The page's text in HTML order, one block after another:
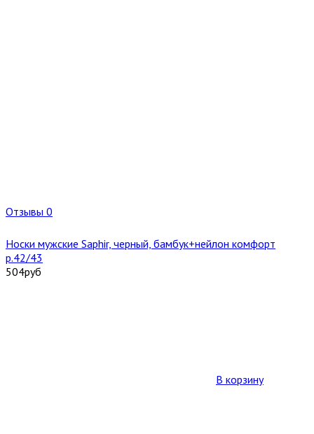
Отзывы 0
Носки мужские Saphir, черный, бамбук+нейлон комфорт
р.42/43
504руб
В корзину